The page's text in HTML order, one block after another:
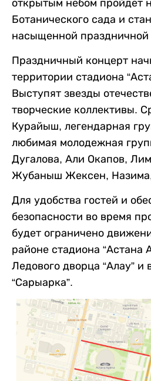
открытым небом пройдет
Ботанического сада и
насыщенной
Праздничный концерт
территории стадиона
Выступят звезды
творческие коллективы.
Курайыш, легендарная
любимая молодежная
Дугалова, Али Окапов,
Жубаныш Жексен,
Для удобства гостей и
безопасности во время
будет ограничено
районе стадиона “Астана
Ледового дворца “Алау” и
“Сарыарка”.